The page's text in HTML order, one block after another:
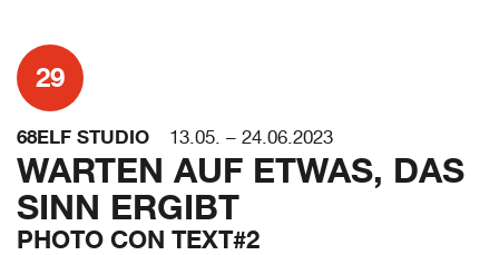
29
68ELF STUDIO 13.05. – 24.06.2023
WARTEN AUF ETWAS, DAS
SINN ERGIBT
PHOTO CON TEXT#2